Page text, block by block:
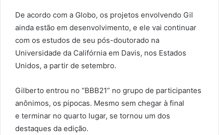
De acordo com a Globo, os projetos envolvendo Gil
ainda estão em desenvolvimento, e ele vai continuar
com os estudos de seu pós-doutorado na
Universidade da Califórnia em Davis, nos Estados
Unidos, a partir de setembro.
Gilberto entrou no “BBB21” no grupo de participantes
anônimos, os pipocas. Mesmo sem chegar à final
e terminar no quarto lugar, se tornou um dos
destaques da edição.